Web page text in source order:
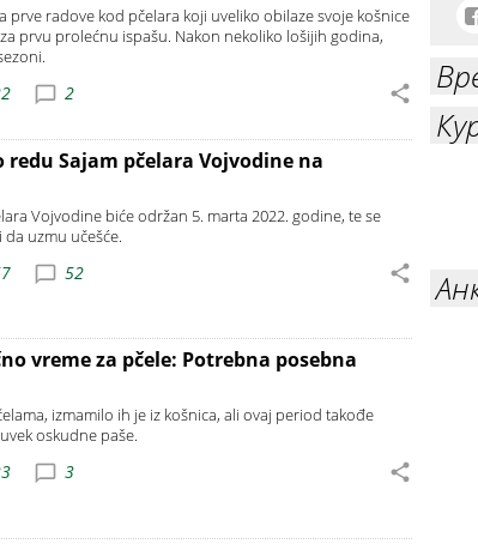
prve radove kod pčelara koji uveliko obilaze svoje košnice
prvu prolećnu ispašu. Nakon nekoliko lošijih godina,
2
Sajam pčelara Vojvodine na
Vojvodine biće održan 5. marta 2022. godine, te se
uzmu učešće.
52
vreme za pčele: Potrebna posebna
izmamilo ih je iz košnica, ali ovaj period takođe
oskudne paše.
3